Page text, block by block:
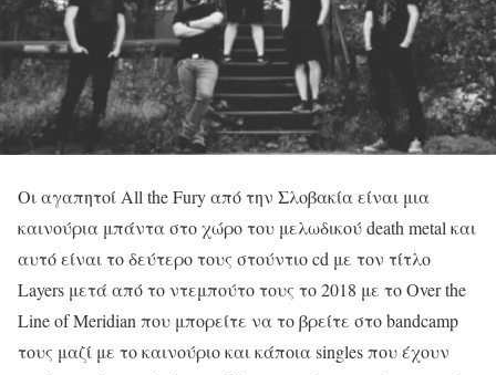
Οι αγαπητοί All the Fury από την Σλοβακία είναι μια
καινούρια μπάντα στο χώρο του μελωδικού death metal και
αυτό είναι το δεύτερο τους στούντιο cd με τον τίτλο
Layers μετά από το ντεμπούτο τους το 2018 με το Over the
Line of Meridian που μπορείτε να το βρείτε στο bandcamp
τους μαζί με το καινούριο και κάποια singles που έχουν